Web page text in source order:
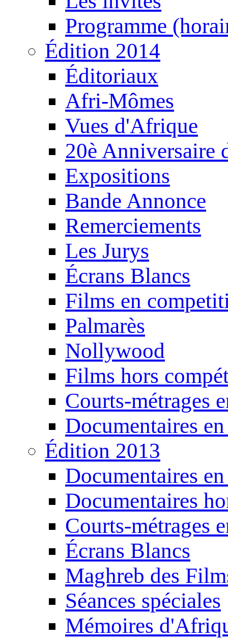
Programme
Édition 2014
Éditoriaux
Afri-Mômes
Vues d'Afrique
20è Anniversaire
Expositions
Bande Annonce
Remerciements
Les Jurys
Écrans Blancs
Films en
Palmarès
Nollywood
Films hors
Courts-métrages
Documentaires
Édition 2013
Documentaires
Documentaires
Courts-métrages
Écrans Blancs
Maghreb des
Séances spéciales
Mémoires